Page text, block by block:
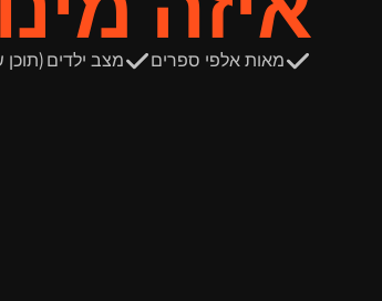
מאות אלפי ספרים מצב ילדים